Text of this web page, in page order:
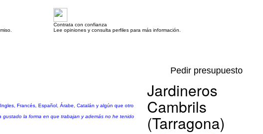
Contrata con confianza
Lee opiniones y consulta perfiles para más información.
Francés, Español, Árabe, Catalán y algún que otro
la forma en que trabajan y además no he tenido
Pedir presupuesto
Jardineros
Cambrils
(Tarragona)